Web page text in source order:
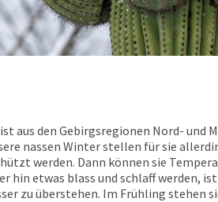
aus den Gebirgsregionen Nord- und
nassen Winter stellen für sie
werden. Dann können sie
hin etwas blass und schlaff werden,
zu überstehen. Im Frühling stehen